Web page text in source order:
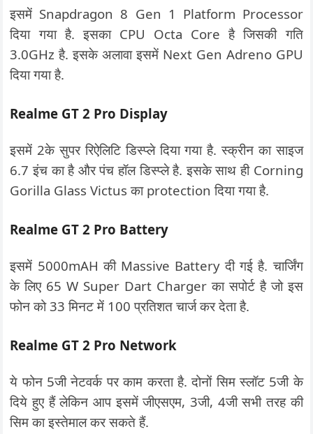
इसमें Snapdragon 8 Gen 1 Platform Processor
दिया गया है. इसका CPU Octa Core है जिसकी गति
3.0GHz है. इसके अलावा इसमें Next Gen Adreno GPU
दिया गया है.
Realme GT 2 Pro Display
इसमें 2के सुपर रिऐलिटि डिस्प्ले दिया गया है. स्क्रीन का साइज
6.7 इंच का है और पंच हॉल डिस्प्ले है. इसके साथ ही Corning
Gorilla Glass Victus का protection दिया गया है.
Realme GT 2 Pro Battery
इसमें 5000mAH की Massive Battery दी गई है. चार्जिंग
के लिए 65 W Super Dart Charger का सपोर्ट है जो इस
फोन को 33 मिनट में 100 प्रतिशत चार्ज कर देता है.
Realme GT 2 Pro Network
ये फोन 5जी नेटवर्क पर काम करता है. दोनों सिम स्लॉट 5जी के
दिये हुए हैं लेकिन आप इसमें जीएसएम, 3जी, 4जी सभी तरह की
सिम का इस्तेमाल कर सकते हैं.